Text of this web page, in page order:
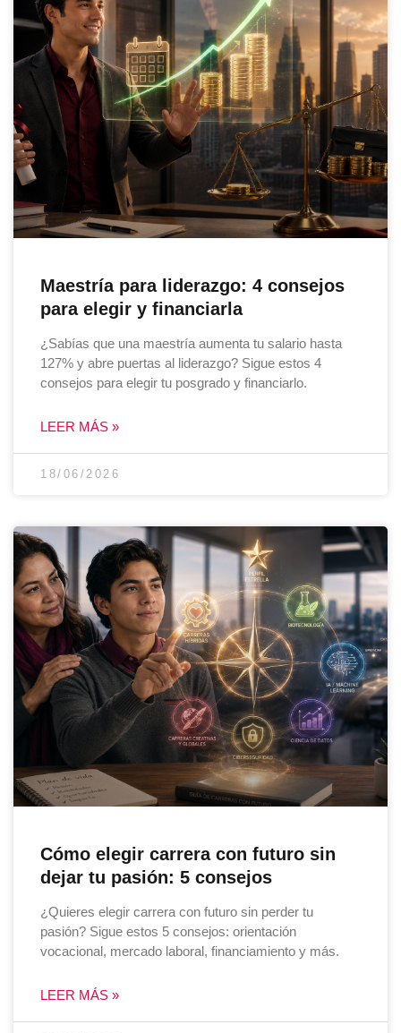
Maestría para liderazgo: 4 consejos
para elegir y financiarla
¿Sabías que una maestría aumenta tu salario hasta
127% y abre puertas al liderazgo? Sigue estos 4
consejos para elegir tu posgrado y financiarlo.
LEER MÁS »
18/06/2026
Cómo elegir carrera con futuro sin
dejar tu pasión: 5 consejos
¿Quieres elegir carrera con futuro sin perder tu
pasión? Sigue estos 5 consejos: orientación
vocacional, mercado laboral, financiamiento y más.
LEER MÁS »